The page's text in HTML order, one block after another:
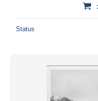
Status